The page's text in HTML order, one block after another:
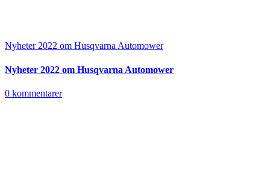
Nyheter 2022 om Husqvarna Automower
Nyheter 2022 om Husqvarna Automower
0 kommentarer